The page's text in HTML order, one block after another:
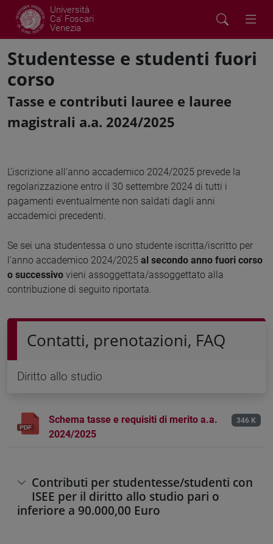
Università
Ca' Foscari
Venezia
Studentesse e studenti fuori
corso
Tasse e contributi lauree e lauree
magistrali a.a. 2024/2025
L'iscrizione all'anno accademico 2024/2025 prevede la
regolarizzazione entro il 30 settembre 2024 di tutti i
pagamenti eventualmente non saldati dagli anni
accademici precedenti.
Se sei una studentessa o uno studente iscritta/iscritto per
l'anno accademico 2024/2025 al secondo anno fuori corso
o successivo vieni assoggettata/assoggettato alla
contribuzione di seguito riportata.
Contatti, prenotazioni, FAQ
Diritto allo studio
Schema tasse e requisiti di merito a.a.
2024/2025
346 K
Contributi per studentesse/studenti con
ISEE per il diritto allo studio pari o
inferiore a 90.000,00 Euro